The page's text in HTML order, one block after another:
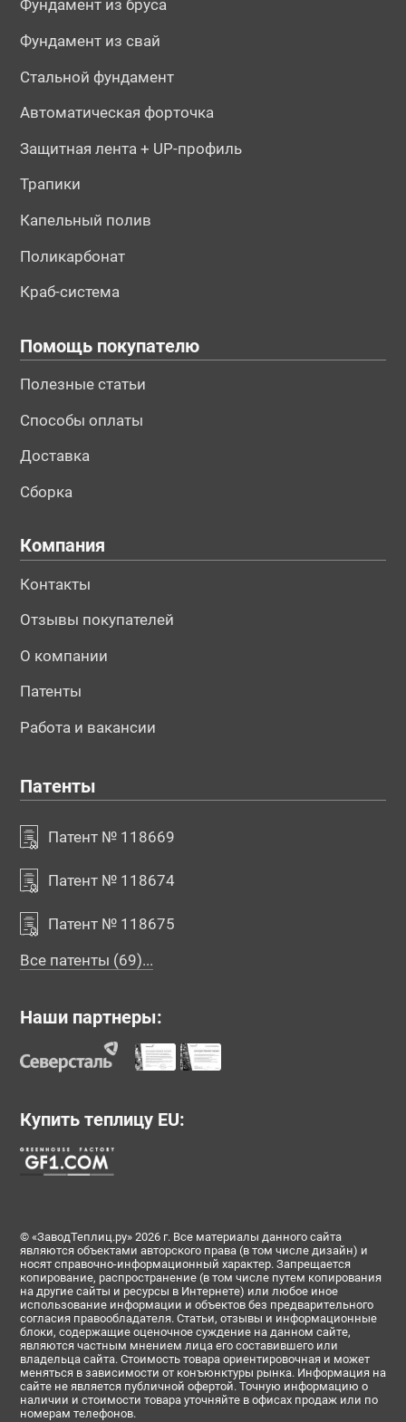
Фундамент из бруса
Фундамент из свай
Стальной фундамент
Автоматическая форточка
Защитная лента + UP-профиль
Трапики
Капельный полив
Поликарбонат
Краб-система
Помощь покупателю
Полезные статьи
Способы оплаты
Доставка
Сборка
Компания
Контакты
Отзывы покупателей
О компании
Патенты
Работа и вакансии
Патенты
Патент № 118669
Патент № 118674
Патент № 118675
Все патенты (69)...
Наши партнеры:
Купить теплицу EU:
© «ЗаводТеплиц.ру» 2026 г. Все материалы данного сайта
являются объектами авторского права (в том числе дизайн) и
носят справочно-информационный характер. Запрещается
копирование, распространение (в том числе путем копирования
на другие сайты и ресурсы в Интернете) или любое иное
использование информации и объектов без предварительного
согласия правообладателя. Статьи, отзывы и информационные
блоки, содержащие оценочное суждение на данном сайте,
являются частным мнением лица его составившего или
владельца сайта. Стоимость товара ориентировочная и может
меняться в зависимости от конъюнктуры рынка. Информация на
сайте не является публичной офертой. Точную информацию о
наличии и стоимости товара уточняйте в офисах продаж или по
номерам телефонов.